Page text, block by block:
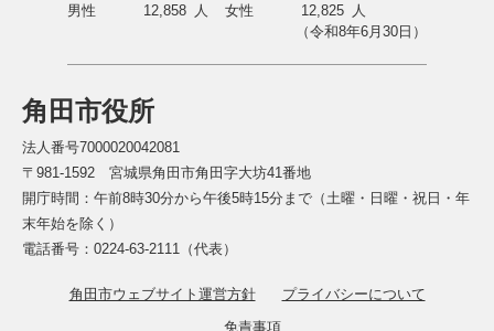
角田市役所
法人番号7000020042081
〒981-1592 宮城県角田市角田字大坊41番地
開庁時間：午前8時30分から午後5時15分まで（土曜・日曜・祝日・年
末年始を除く）
電話番号：0224-63-2111（代表）
角田市ウェブサイト運営方針
プライバシーについて
免責事項
男性
12,858 人 女性 12,825 人
（令和8年6月30日）